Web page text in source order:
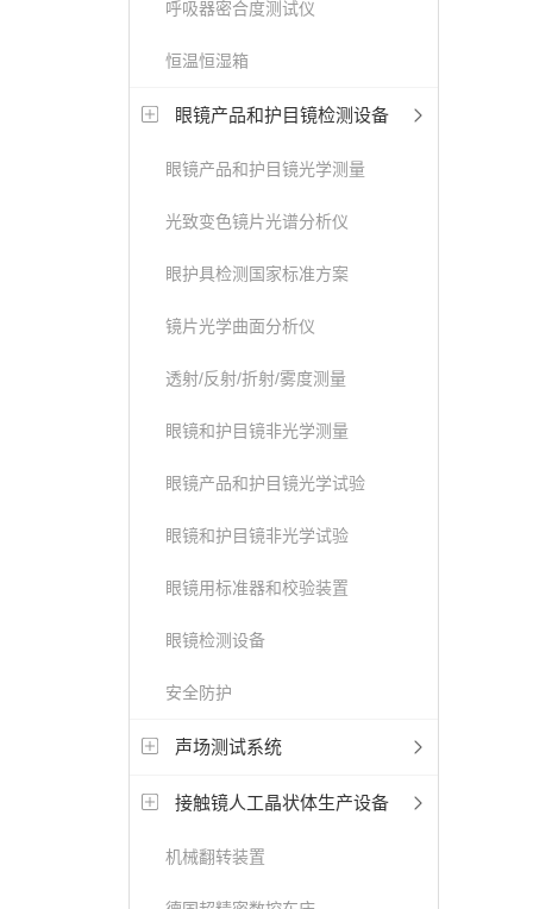
呼吸器密合度测试仪
恒温恒湿箱
眼镜产品和护目镜检测设备
眼镜产品和护目镜光学测量
光致变色镜片光谱分析仪
眼护具检测国家标准方案
镜片光学曲面分析仪
透射/反射/折射/雾度测量
眼镜和护目镜非光学测量
眼镜产品和护目镜光学试验
眼镜和护目镜非光学试验
眼镜用标准器和校验装置
眼镜检测设备
安全防护
声场测试系统
接触镜人工晶状体生产设备
机械翻转装置